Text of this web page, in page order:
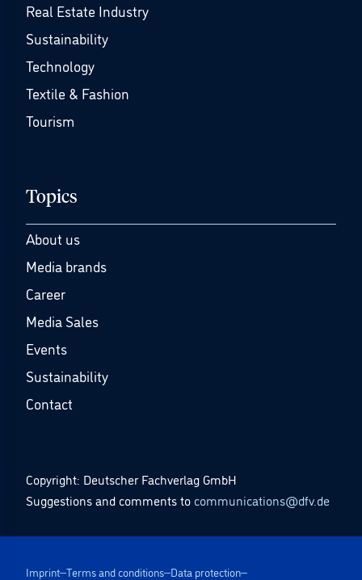
Real Estate Industry
Sustainability
Technology
Textile & Fashion
Tourism
Topics
About us
Media brands
Career
Media Sales
Events
Sustainability
Contact
Copyright: Deutscher Fachverlag GmbH
Suggestions and comments to communications@dfv.de
Imprint Terms and conditions Data protection